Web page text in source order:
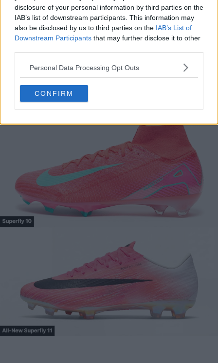
disclosure of your personal information by third parties on the
IAB’s list of downstream participants. This information may
also be disclosed by us to third parties on the IAB’s List of
Downstream Participants that may further disclose it to other
Personal Data Processing Opt Outs
CONFIRM